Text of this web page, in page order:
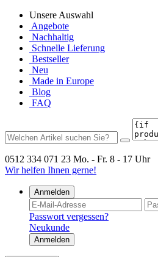
Unsere Auswahl
Angebote
Nachhaltig
Schnelle Lieferung
Bestseller
Neu
Made in Europe
Blog
FAQ
0512 334 071 23 Mo. - Fr. 8 - 17 Uhr
Wir helfen Ihnen gerne!
Anmelden
Passwort vergessen?
Neukunde
Anmelden